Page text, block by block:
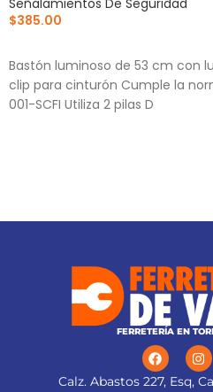
Señalamientos De Seguridad
$385.00
Bastón luminoso de 53 cm con
clip para cinturón Cumple la
001-SCFI Utiliza 2 pilas D
FERRETERÍA EN
Calz. Abastos 227, Esq,